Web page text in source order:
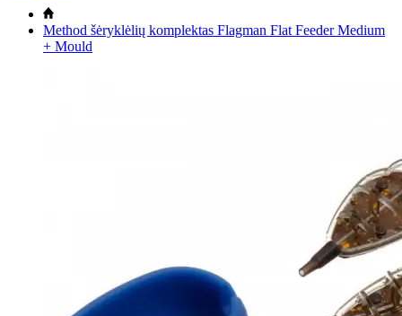
Method šėryklėlių komplektas Flagman Flat Feeder Medium
+ Mould